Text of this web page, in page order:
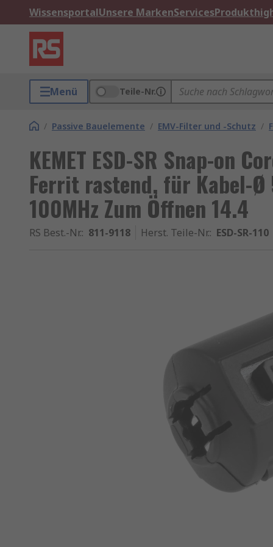
WissensportalUnsere MarkenServices
Menü Teile-Nr.
/ Passive Bauelemente / EMV-Filter und -Schutz /
KEMET ESD-SR Snap-on
Ferrit rastend, für Kabel-
100MHz Zum Öffnen 14.4
RS Best.-Nr.: 811-9118 Herst. Teile-Nr.: ESD-SR-110